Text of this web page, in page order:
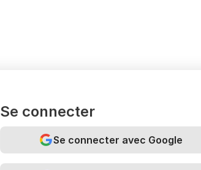
Se connecter
Se connecter avec Google